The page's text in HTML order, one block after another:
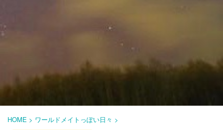
HOME > ワールドメイトっぽい日々 >